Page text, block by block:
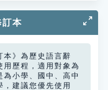
訂本
本》為歷史語言辭
用歷程，適用對象為
為小學、國中、高中
，建議您優先使用